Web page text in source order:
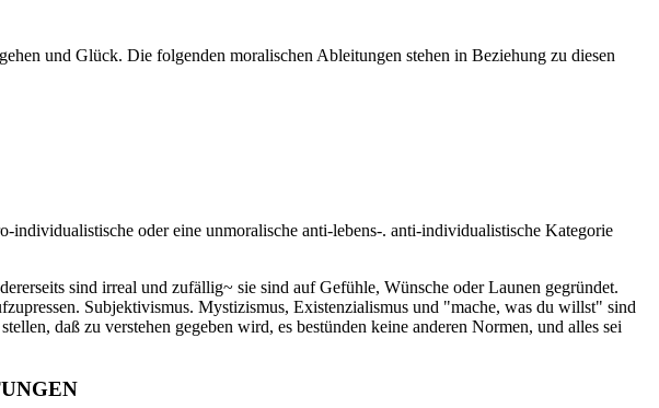
und Glück. Die folgenden moralischen Ableitungen stehen in Beziehung zu diesen
individualistische oder eine unmoralische anti-lebens-. anti-individualistische Kategorie
sind irreal und zufällig~ sie sind auf Gefühle, Wünsche oder Launen gegründet.
Subjektivismus. Mystizismus, Existenzialismus und "mache, was du willst" sind
daß zu verstehen gegeben wird, es bestünden keine anderen Normen, und alles sei